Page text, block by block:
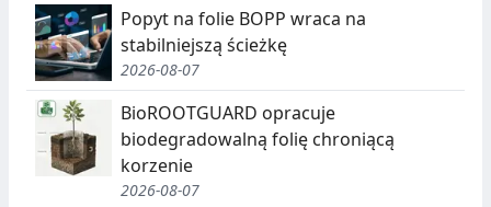
Popyt na folie BOPP wraca na
stabilniejszą ścieżkę
2026-08-07
BioROOTGUARD opracuje
biodegradowalną folię chroniącą
korzenie
2026-08-07